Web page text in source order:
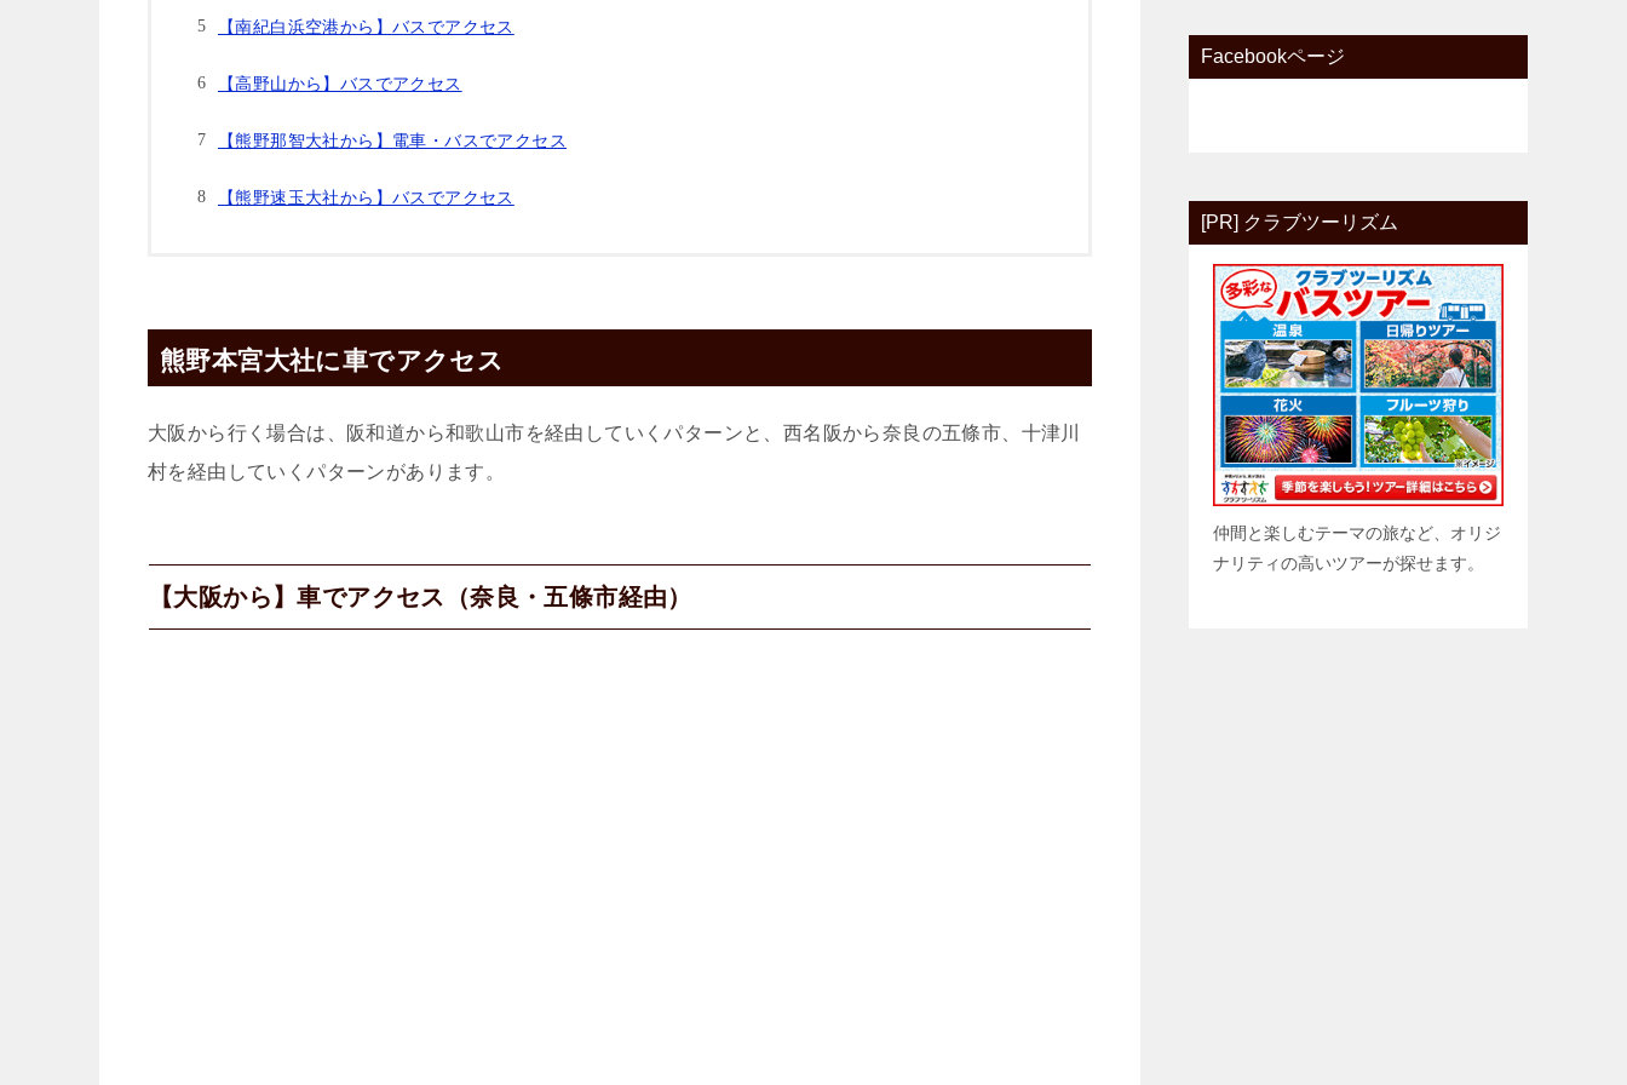
【南紀白浜空港から】バスでアクセス
【高野山から】バスでアクセス
【熊野那智大社から】電車・バスでアクセス
【熊野速玉大社から】バスでアクセス
熊野本宮大社に車でアクセス
大阪から行く場合は、阪和道から和歌山市を経由していくパターンと、西名阪から奈良の五條市、十津川
村を経由していくパターンがあります。
【大阪から】車でアクセス（奈良・五條市経由）
Facebookページ
[PR] クラブツーリズム
仲間と楽しむテーマの旅など、オリジ
ナリティの高いツアーが探せます。